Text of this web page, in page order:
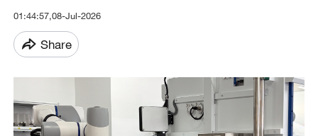
01:44:57,08-Jul-2026
Share